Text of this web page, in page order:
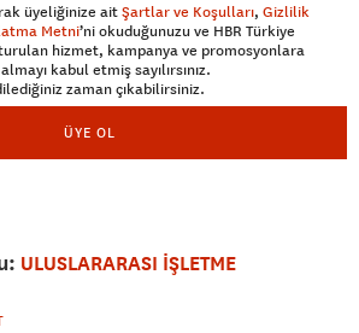
üyeliğinize aitŞartlar ve Koşulları, Gizlilik
Metni’ni okuduğunuzu ve HBR Türkiye
hizmet, kampanya ve promosyonlara
kabul etmiş sayılırsınız.
zaman çıkabilirsiniz.
ÜYE OL
ULUSLARARASI İŞLETME